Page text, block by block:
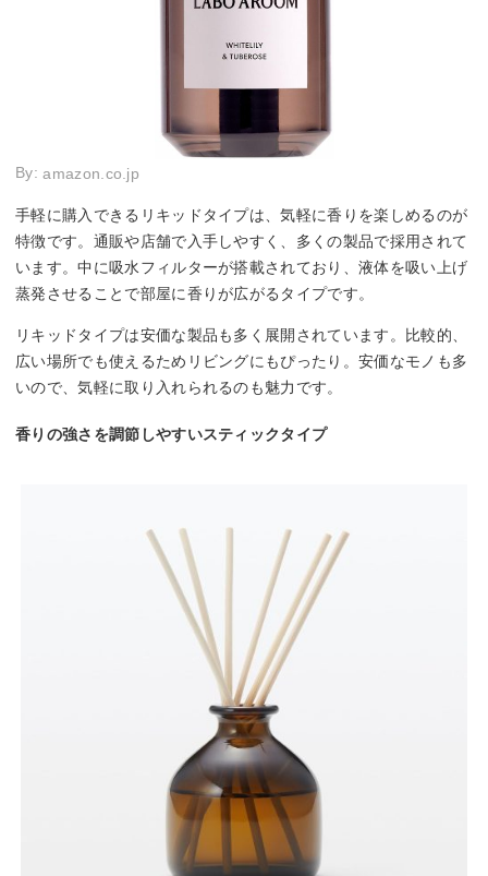
By:amazon.co.jp
手軽に購入できるリキッドタイプは、気軽に香りを楽しめるのが
特徴です。通販や店舗で入手しやすく、多くの製品で採用されて
います。中に吸水フィルターが搭載されており、液体を吸い上げ
蒸発させることで部屋に香りが広がるタイプです。
リキッドタイプは安価な製品も多く展開されています。比較的、
広い場所でも使えるためリビングにもぴったり。安価なモノも多
いので、気軽に取り入れられるのも魅力です。
香りの強さを調節しやすいスティックタイプ